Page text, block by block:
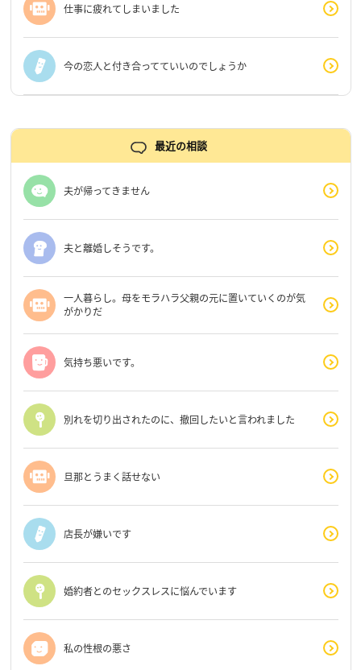
仕事に疲れてしまいました
今の恋人と付き合ってていいのでしょうか
最近の相談
夫が帰ってきません
夫と離婚しそうです。
一人暮らし。母をモラハラ父親の元に置いていくのが気
がかりだ
気持ち悪いです。
別れを切り出されたのに、撤回したいと言われました
旦那とうまく話せない
店長が嫌いです
婚約者とのセックスレスに悩んでいます
私の性根の悪さ